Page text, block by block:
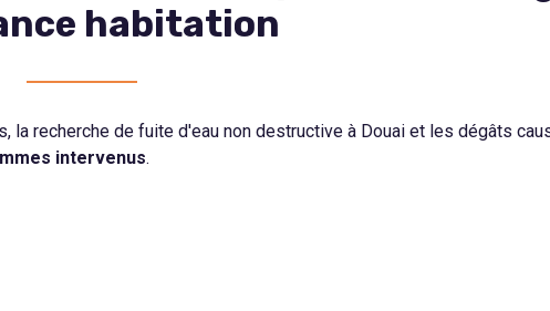
habitation
recherche de fuite d'eau non destructive à Douai et les dégâts
intervenus.